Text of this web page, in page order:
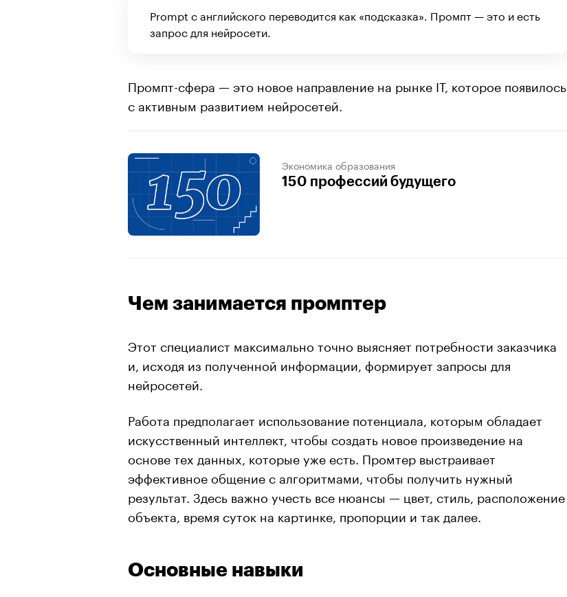
Prompt с английского переводится как «подсказка». Промпт — это и есть
запрос для нейросети.
Промпт-сфера — это новое направление на рынке IT, которое появилось
с активным развитием нейросетей.
Экономика образования
150 профессий будущего
Чем занимается промптер
Этот специалист максимально точно выясняет потребности заказчика
и, исходя из полученной информации, формирует запросы для
нейросетей.
Работа предполагает использование потенциала, которым обладает
искусственный интеллект, чтобы создать новое произведение на
основе тех данных, которые уже есть. Промтер выстраивает
эффективное общение с алгоритмами, чтобы получить нужный
результат. Здесь важно учесть все нюансы — цвет, стиль, расположение
объекта, время суток на картинке, пропорции и так далее.
Основные навыки